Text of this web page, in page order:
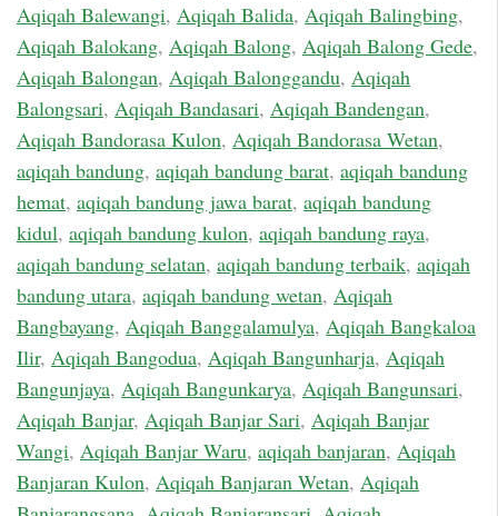
Aqiqah Balewangi, Aqiqah Balida, Aqiqah Balingbing,
Aqiqah Balokang, Aqiqah Balong, Aqiqah Balong Gede,
Aqiqah Balongan, Aqiqah Balonggandu, Aqiqah
Balongsari, Aqiqah Bandasari, Aqiqah Bandengan,
Aqiqah Bandorasa Kulon, Aqiqah Bandorasa Wetan,
aqiqah bandung, aqiqah bandung barat, aqiqah bandung
hemat, aqiqah bandung jawa barat, aqiqah bandung
kidul, aqiqah bandung kulon, aqiqah bandung raya,
aqiqah bandung selatan, aqiqah bandung terbaik, aqiqah
bandung utara, aqiqah bandung wetan, Aqiqah
Bangbayang, Aqiqah Banggalamulya, Aqiqah Bangkaloa
Ilir, Aqiqah Bangodua, Aqiqah Bangunharja, Aqiqah
Bangunjaya, Aqiqah Bangunkarya, Aqiqah Bangunsari,
Aqiqah Banjar, Aqiqah Banjar Sari, Aqiqah Banjar
Wangi, Aqiqah Banjar Waru, aqiqah banjaran, Aqiqah
Banjaran Kulon, Aqiqah Banjaran Wetan, Aqiqah